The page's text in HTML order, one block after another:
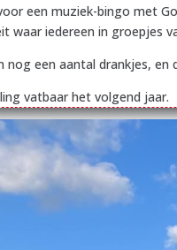
een muziek-bingo met
waar iedereen in groepjes
nog een aantal drankjes, en
vatbaar het volgend jaar.